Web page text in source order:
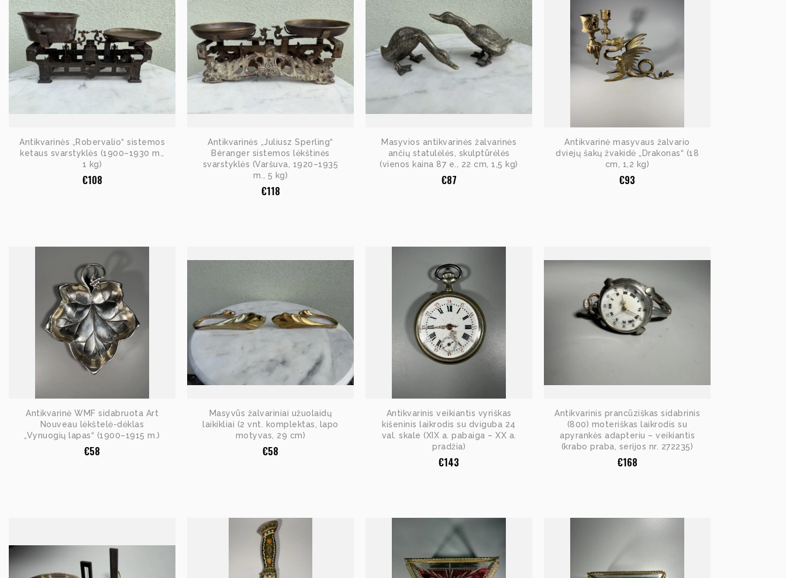
Antikvarinės „Robervalio“ sistemos
ketaus svarstyklės (1900–1930 m.,
1 kg)
€108
Antikvarinės „Juliusz Sperling“
Béranger sistemos lėkštinės
svarstyklės (Varšuva, 1920–1935
m., 5 kg)
€118
Masyvios antikvarinės žalvarinės
ančių statulėlės, skulptūrėlės
(vienos kaina 87 e., 22 cm, 1,5 kg)
€87
Antikvarinė masyvaus žalvario
dviejų šakų žvakidė „Drakonas“ (18
cm, 1,2 kg)
€93
Antikvarinė WMF sidabruota Art
Nouveau lėkštelė-dėklas
„Vynuogių lapas“ (1900–1915 m.)
€58
Masyvūs žalvariniai užuolaidų
laikikliai (2 vnt. komplektas, lapo
motyvas, 29 cm)
€58
Antikvarinis veikiantis vyriškas
kišeninis laikrodis su dviguba 24
val. skale (XIX a. pabaiga – XX a.
pradžia)
€143
Antikvarinis prancūziškas sidabrinis
(800) moteriškas laikrodis su
apyrankės adapteriu – veikiantis
(krabo praba, serijos nr. 272235)
€168